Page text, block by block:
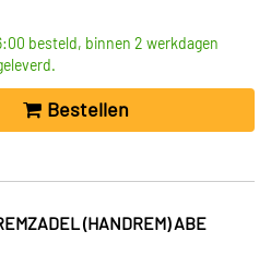
besteld, binnen 2 werkdagen
Bestellen
(HANDREM) ABE